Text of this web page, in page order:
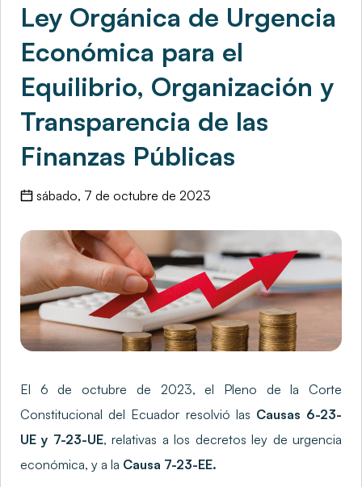
Ley Orgánica de Urgencia
Económica para el
Equilibrio, Organización y
Transparencia de las
Finanzas Públicas
sábado, 7 de octubre de 2023
El 6 de octubre de 2023, el Pleno de la Corte
Constitucional del Ecuador resolvió las Causas 6-23-
UE y 7-23-UE, relativas a los decretos ley de urgencia
económica, y a la Causa 7-23-EE.